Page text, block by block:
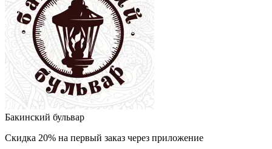
Бакинский бульвар
Скидка 20% на первый заказ через приложение